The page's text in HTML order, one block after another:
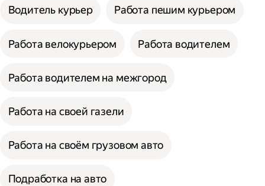
Водитель курьер Работа пешим курьером
Работа велокурьером Работа водителем
Работа водителем на межгород
Работа на своей газели
Работа на своём грузовом авто
Подработка на авто